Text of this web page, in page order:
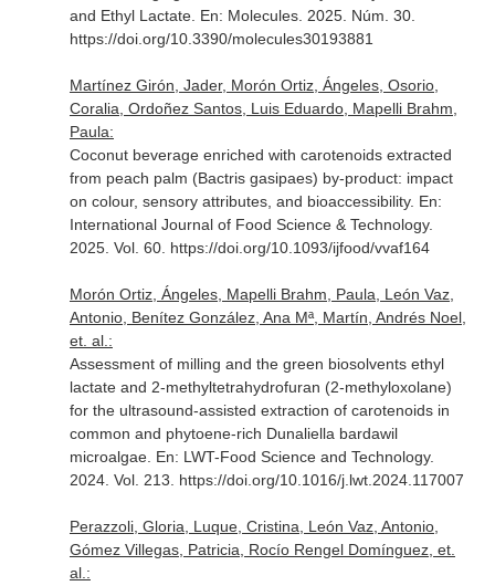
and Ethyl Lactate. En: Molecules. 2025. Núm. 30.
https://doi.org/10.3390/molecules30193881
Martínez Girón, Jader, Morón Ortiz, Ángeles, Osorio,
Coralia, Ordoñez Santos, Luis Eduardo, Mapelli Brahm,
Paula:
Coconut beverage enriched with carotenoids extracted
from peach palm (Bactris gasipaes) by-product: impact
on colour, sensory attributes, and bioaccessibility. En:
International Journal of Food Science & Technology.
2025. Vol. 60. https://doi.org/10.1093/ijfood/vvaf164
Morón Ortiz, Ángeles, Mapelli Brahm, Paula, León Vaz,
Antonio, Benítez González, Ana Mª, Martín, Andrés Noel,
et. al.:
Assessment of milling and the green biosolvents ethyl
lactate and 2-methyltetrahydrofuran (2-methyloxolane)
for the ultrasound-assisted extraction of carotenoids in
common and phytoene-rich Dunaliella bardawil
microalgae. En: LWT-Food Science and Technology.
2024. Vol. 213. https://doi.org/10.1016/j.lwt.2024.117007
Perazzoli, Gloria, Luque, Cristina, León Vaz, Antonio,
Gómez Villegas, Patricia, Rocío Rengel Domínguez, et.
al.: